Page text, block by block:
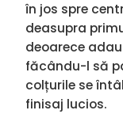
în jos spre
deasupra
deoarece
făcându-l să
colțurile se
finisaj lucios.